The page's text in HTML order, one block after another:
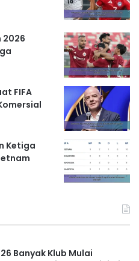
2026
FIFA
Ketiga
Banyak Klub Mulai